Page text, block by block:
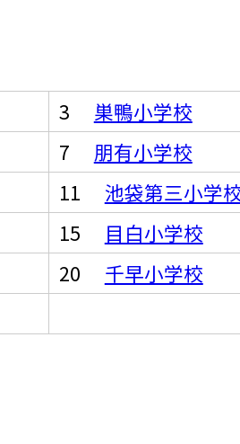
3 巣鴨小学校
7 朋有小学校
11 池袋第三小学
15 目白小学校
20 千早小学校